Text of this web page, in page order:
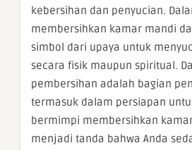
kebersihan dan penyucian.
membersihkan kamar mandi
simbol dari upaya untuk
secara fisik maupun spiritual.
pembersihan adalah bagian
termasuk dalam persiapan
bermimpi membersihkan
menjadi tanda bahwa Anda